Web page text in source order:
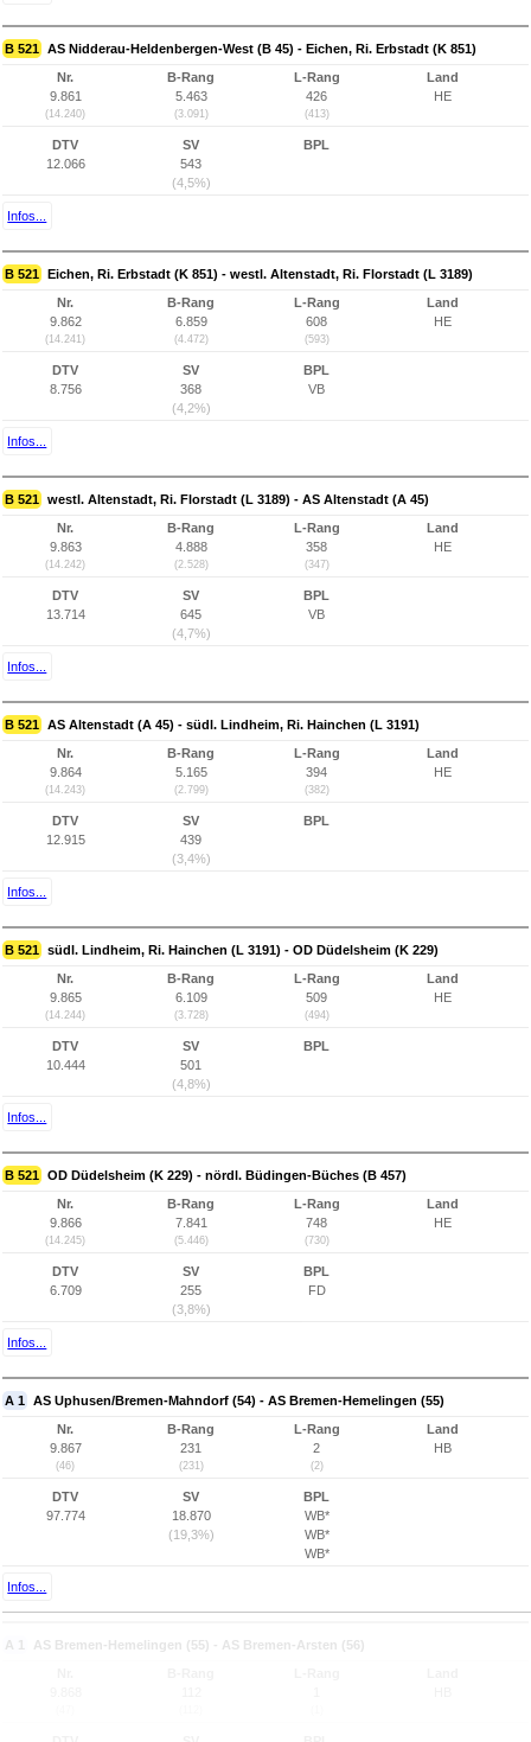
B 521 AS Nidderau-Heldenbergen-West (B 45) - Eichen, Ri. Erbstadt (K 851)
Nr.
9.861
(14.240)
B-Rang
5.463
(3.091)
L-Rang
426
(413)
Land
HE
DTV
12.066
SV
543
(4,5%)
BPL
Infos...
B 521 Eichen, Ri. Erbstadt (K 851) - westl. Altenstadt, Ri. Florstadt (L 3189)
Nr.
9.862
(14.241)
B-Rang
6.859
(4.472)
L-Rang
608
(593)
Land
HE
DTV
8.756
SV
368
(4,2%)
BPL
VB
Infos...
B 521 westl. Altenstadt, Ri. Florstadt (L 3189) - AS Altenstadt (A 45)
Nr.
9.863
(14.242)
B-Rang
4.888
(2.528)
L-Rang
358
(347)
Land
HE
DTV
13.714
SV
645
(4,7%)
BPL
VB
Infos...
B 521 AS Altenstadt (A 45) - südl. Lindheim, Ri. Hainchen (L 3191)
Nr.
9.864
(14.243)
B-Rang
5.165
(2.799)
L-Rang
394
(382)
Land
HE
DTV
12.915
SV
439
(3,4%)
BPL
Infos...
B 521 südl. Lindheim, Ri. Hainchen (L 3191) - OD Düdelsheim (K 229)
Nr.
9.865
(14.244)
B-Rang
6.109
(3.728)
L-Rang
509
(494)
Land
HE
DTV
10.444
SV
501
(4,8%)
BPL
Infos...
B 521 OD Düdelsheim (K 229) - nördl. Büdingen-Büches (B 457)
Nr.
9.866
(14.245)
B-Rang
7.841
(5.446)
L-Rang
748
(730)
Land
HE
DTV
6.709
SV
255
(3,8%)
BPL
FD
Infos...
A 1 AS Uphusen/Bremen-Mahndorf (54) - AS Bremen-Hemelingen (55)
Nr.
9.867
(46)
B-Rang
231
(231)
L-Rang
2
(2)
Land
HB
DTV
97.774
SV
18.870
(19,3%)
BPL
WB*
WB*
WB*
Infos...
A 1 AS Bremen-Hemelingen (55) - AS Bremen-Arsten (56)